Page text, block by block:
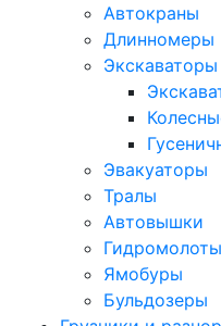
Автокраны
Длинномеры
Экскаваторы
Эвакуаторы
Тралы
Автовышки
Гидромолоты
Ямобуры
Бульдозеры